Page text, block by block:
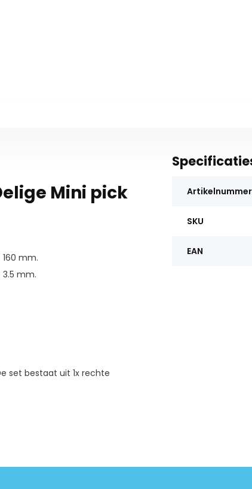
Mini pick
160 mm.
3.5 mm.
set bestaat uit 1x rechte
Artikelnummer
SKU
EAN